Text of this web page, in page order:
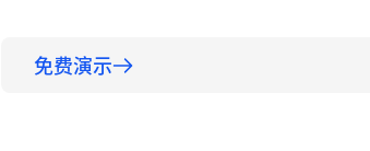
免费演示